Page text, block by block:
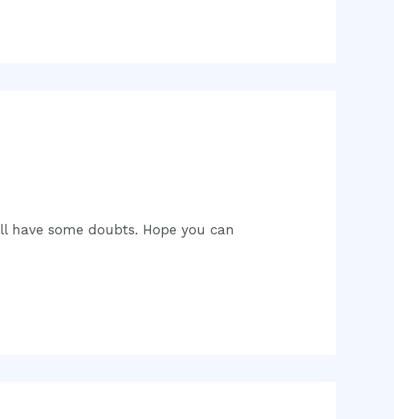
some doubts. Hope you can